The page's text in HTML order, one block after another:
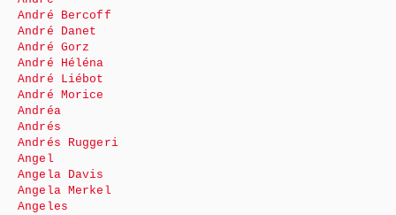
André Bercoff
André Danet
André Gorz
André Héléna
André Liébot
André Morice
Andréa
Andrés
Andrés Ruggeri
Angel
Angela Davis
Angela Merkel
Angeles